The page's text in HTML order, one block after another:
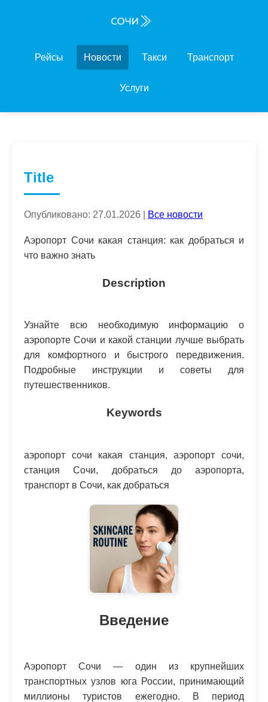
Рейсы Новости Такси Транспорт
Услуги
Title
Опубликовано: 27.01.2026 | Все новости
Аэропорт Сочи какая станция: как добраться и
что важно знать
Description
Узнайте всю необходимую информацию о
аэропорте Сочи и какой станции лучше выбрать
для комфортного и быстрого передвижения.
Подробные инструкции и советы для
путешественников.
Keywords
аэропорт сочи какая станция, аэропорт сочи,
станция Сочи, добраться до аэропорта,
транспорт в Сочи, как добраться
Введение
Аэропорт Сочи — один из крупнейших
транспортных узлов юга России, принимающий
миллионы туристов ежегодно. В период